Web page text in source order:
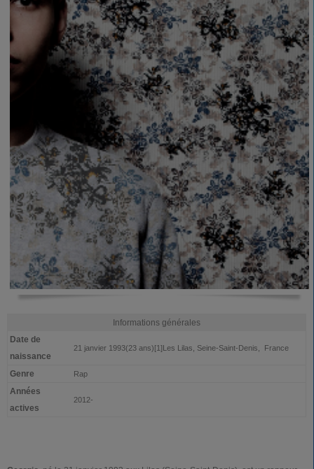
Informations générales
Date de
naissance
21 janvier 1993(23 ans)[1]Les Lilas, Seine-Saint-Denis, France
Genre Rap
Années
actives
2012-